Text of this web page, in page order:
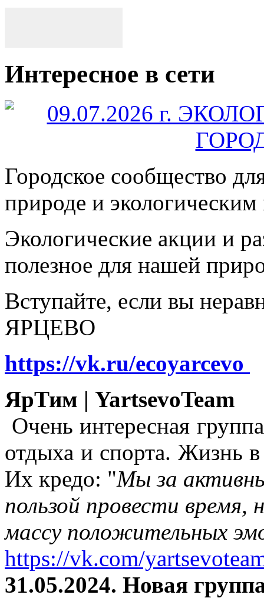
Интересное в сети
Городское сообщество
природе и
Экологические акции и
полезное для нашей
Вступайте, если вы
ЯРЦЕВО
https://vk.ru/ecoyarcevo
ЯрТим | YartsevoTeam
Очень интересная
отдыха и спорта. Жизнь
Их кредо: "Мы за
пользой провести время,
массу положительных
https://vk.com/
31.05.2024. Новая